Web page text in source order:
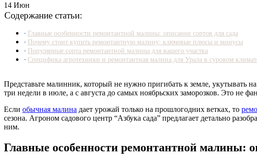
14 Июн
Содержание статьи:
Главные особенности ремонтантной малины: описание сортов для сада
Почему стоит купить ремонтантную малину: ключевые плюсы и минусы
Популярные сорта ремонтантной малины для вашего участка
Специфика агротехники и ремонтантная малина для Урала в суровом
Представьте малинник, который не нужно пригибать к земле, укутывать
три недели в июле, а с августа до самых ноябрьских заморозков. Это не
Если обычная малина дает урожай только на прошлогодних ветках, то
сезона. Агроном садового центр “Азбука сада” предлагает детально
ним.
Главные особенности ремонтантной малины: